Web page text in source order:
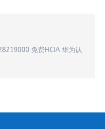
免费HCIA 华为认